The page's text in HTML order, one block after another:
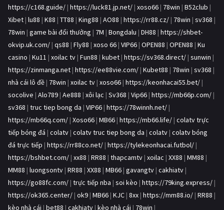
https://c168.guide/ | https://luck81.jp.net/ | xoso66 | 78win | B52club |
Xibet | lu88 | K88 | TT88 | King88 | AO88 | https://rr88.cz/ | 78win | sv368 |
78win | game bài đổi thưởng | 7M | Bongdalu | DH88 | https://shbet-
okvip.uk.com/ | qs88 | Fly88 | xoso 66 | VIP66 | OPEN88 | OPEN88 | Ku
casino | Ku11 | xoilac tv | Fun88 | kubet | https://sv368.direct/ | sunwin |
https://zinmanga.net | https://ee88vie.com/ | Kubet88 | 78win | sv368 |
nhà cái lô đề | 78win | xoilac tv | xoso66 | https://keonhacai55.bet/ |
socolive | Alo789 | Ae888 | xôi lạc | Sv368 | Vip66 | https://mb66p.com/ |
sv368 | truc tiep bong da | VIP66 | https://78winnh.net/ |
https://mb66q.com/ | Xoso66 | MB66 | https://mb66.life/ | colatv trực
tiếp bóng đá | colatv | colatv truc tiep bong da | colatv | colatv bóng
đá trực tiếp | https://rr88co.net/ | https://tylekeonhacai.futbol/ |
https://bshbet.com/ | xx88 | RR88 | thapcamtv | xoilac | XX88 | MM88 |
MM88 | luongsontv | RR88 | XX88 | MB66 | gavangtv | cakhiatv |
https://go88fc.com/ | trực tiếp nba | soi kèo | https://79king.express/ |
https://ok365.center/ | ok9 | MB66 | KJC | 8xx | https://mm88.io/ | RR88 |
kèo nhà cái | bet88 | cakhiatv | kèo nhà cái | 78win |